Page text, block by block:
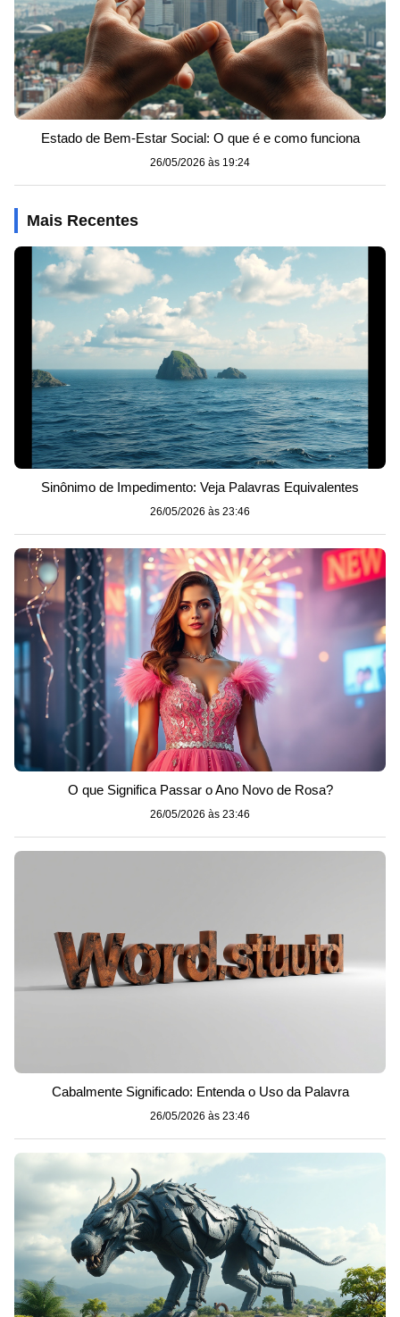
Estado de Bem-Estar Social: O que é e como funciona
26/05/2026 às 19:24
Mais Recentes
Sinônimo de Impedimento: Veja Palavras Equivalentes
26/05/2026 às 23:46
O que Significa Passar o Ano Novo de Rosa?
26/05/2026 às 23:46
Cabalmente Significado: Entenda o Uso da Palavra
26/05/2026 às 23:46